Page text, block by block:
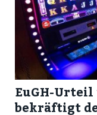
EuGH-
bekräftigt